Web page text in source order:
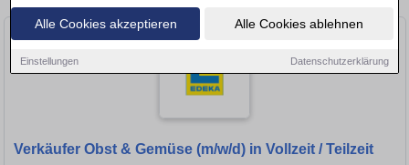
Alle Cookies akzeptieren Alle Cookies ablehnen
Einstellungen Datenschutzerklärung
Verkäufer Obst & Gemüse (m/w/d) in Vollzeit / Teilzeit